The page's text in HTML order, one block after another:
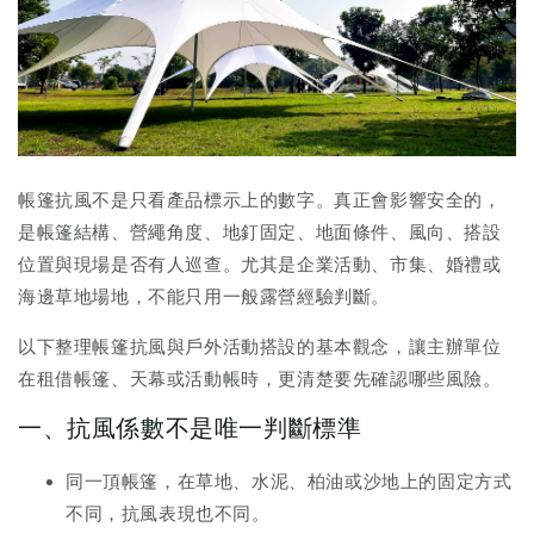
帳篷抗風不是只看產品標示上的數字。真正會影響安全的，
是帳篷結構、營繩角度、地釘固定、地面條件、風向、搭設
位置與現場是否有人巡查。尤其是企業活動、市集、婚禮或
海邊草地場地，不能只用一般露營經驗判斷。
以下整理帳篷抗風與戶外活動搭設的基本觀念，讓主辦單位
在租借帳篷、天幕或活動帳時，更清楚要先確認哪些風險。
一、抗風係數不是唯一判斷標準
同一頂帳篷，在草地、水泥、柏油或沙地上的固定方式
不同，抗風表現也不同。